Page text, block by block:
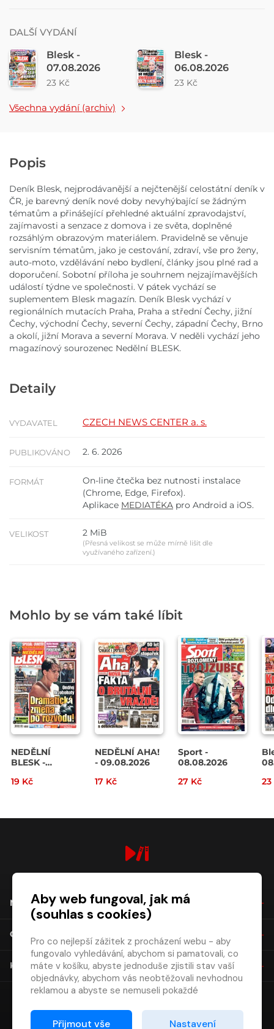
DALŠÍ VYDÁNÍ
Blesk -
07.08.2026
23 Kč
Blesk -
06.08.2026
23 Kč
Všechna vydání (archiv)
Popis
Deník Blesk, nejprodávanější a nejčtenější celostátní deník v
ČR, je barevný deník nové doby nevyhýbající se žádným
tématům a přinášející přehledné aktuální zpravodajství,
zajímavosti a senzace z domova i ze světa, doplněné
rozsáhlým obrazovým materiálem. Pravidelně se věnuje
servisním tématům, jako je cestování, zdraví, vše pro ženy,
auto-moto, vzdělávání nebo bydlení, články jsou plné rad a
doporučení. Sobotní příloha je souhrnem nejzajímavějších
událostí týdne ve společnosti. V pátek vychází se
suplementem Blesk magazín. Deník Blesk vychází v
regionálních mutacích Praha, Praha a střední Čechy, jižní
Čechy, východní Čechy, severní Čechy, západní Čechy, Brno
a okolí, jižní Morava a severní Morava. V neděli vychází jeho
magazínový sourozenec Nedělní BLESK.
Detaily
VYDAVATEL CZECH NEWS CENTER a. s.
PUBLIKOVÁNO 2. 6. 2026
FORMÁT
On-line čtečka bez nutnosti instalace
(Chrome, Edge, Firefox).
Aplikace MEDIATÉKA pro Android a iOS.
VELIKOST 2 MiB
(Přesná velikost se může mírně lišit dle
využívaného zařízení.)
Mohlo by se vám také líbit
NEDĚLNÍ
BLESK -
19 Kč
NEDĚLNÍ AHA!
- 09.08.2026
17 Kč
Sport -
08.08.2026
27 Kč
23
NÁKUP
O SPOLEČNOSTI
KONTAKT
Aby web fungoval, jak má
(souhlas s cookies)
Pro co nejlepší zážitek z procházení webu - aby
fungovalo vyhledávání, abychom si pamatovali, co
máte v košíku, abyste jednoduše zjistili stav vaší
objednávky, abychom vás neobtěžovali nevhodnou
reklamou a abyste se nemuseli pokaždé
Proto od vás potřebujeme souhlas se
Přijmout vše Nastavení